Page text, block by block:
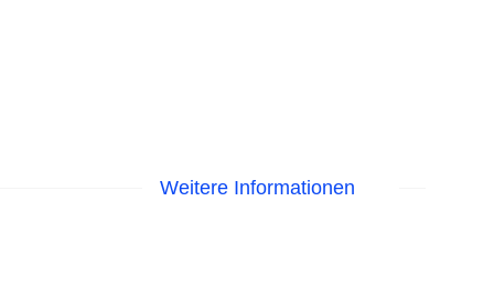
Weitere Informationen